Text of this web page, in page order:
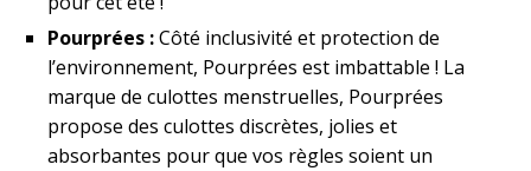
Pourprées :Côté inclusivité et protection de
l’environnement, Pourprées est imbattable ! La
marque de culottes menstruelles, Pourprées
propose des culottes discrètes, jolies et
absorbantes pour que vos règles soient un